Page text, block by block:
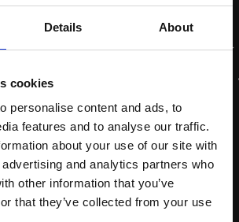
Details About
cookies
personalise content and ads, to
features and to analyse our traffic.
about your use of our site with
and analytics partners who
other information that you’ve
that they’ve collected from your use